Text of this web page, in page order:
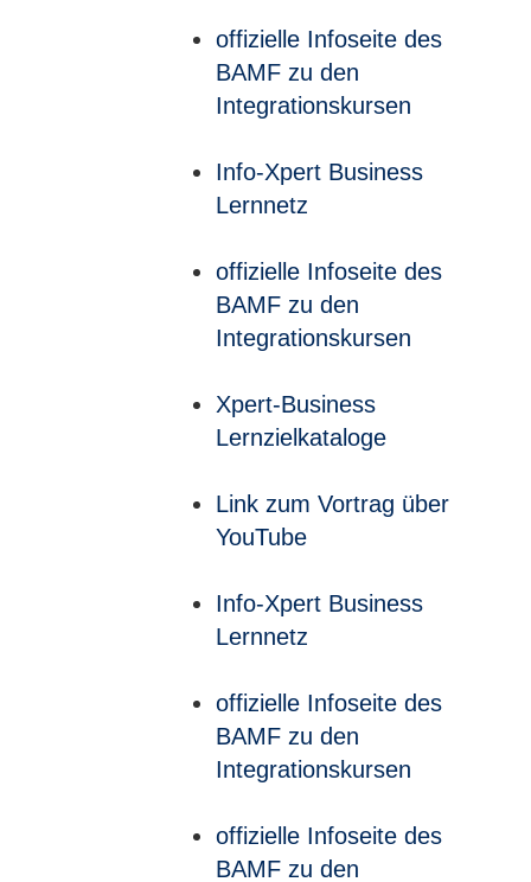
offizielle Infoseite des
BAMF zu den
Integrationskursen
Info-Xpert Business
Lernnetz
offizielle Infoseite des
BAMF zu den
Integrationskursen
Xpert-Business
Lernzielkataloge
Link zum Vortrag über
YouTube
Info-Xpert Business
Lernnetz
offizielle Infoseite des
BAMF zu den
Integrationskursen
offizielle Infoseite des
BAMF zu den